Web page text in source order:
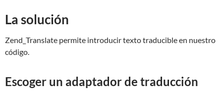
La solución
Zend_Translate permite introducir texto traducible en nuestro
código.
Escoger un adaptador de traducción